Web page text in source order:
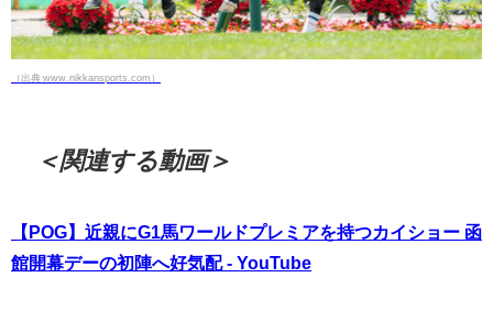
（出典 www.nikkansports.com）
＜関連する動画＞
【POG】近親にG1馬ワールドプレミアを持つカイショー 函
館開幕デーの初陣へ好気配 - YouTube